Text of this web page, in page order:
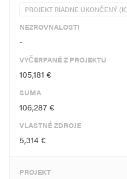
PROJEKT RIADNE UKONČENÝ (K)
NEZROVNALOSTI
-
VYČERPANÉ Z PROJEKTU
105,181 €
SUMA
106,287 €
VLASTNÉ ZDROJE
5,314 €
PROJEKT